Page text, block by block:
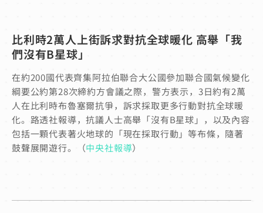
比利時2萬人上街訴求對抗全球暖化 高舉「我
們沒有B星球」
在約200國代表齊集阿拉伯聯合大公國參加聯合國氣候變化
綱要公約第28次締約方會議之際，警方表示，3日約有2萬
人在比利時布魯塞爾抗爭，訴求採取更多行動對抗全球暖
化。路透社報導，抗議人士高舉「沒有B星球」，以及內容
包括一顆代表著火地球的「現在採取行動」等布條，隨著
鼓聲展開遊行。（中央社報導）